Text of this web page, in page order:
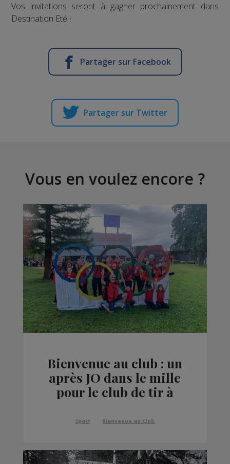
Vos invitations seront à gagner prochainement dans
Destination Eté !
Partager sur Facebook
Partager sur Twitter
Vous en voulez encore ?
Bienvenue au club : un
après JO dans le mille
pour le club de tir à
Sport Bienvenue au Club